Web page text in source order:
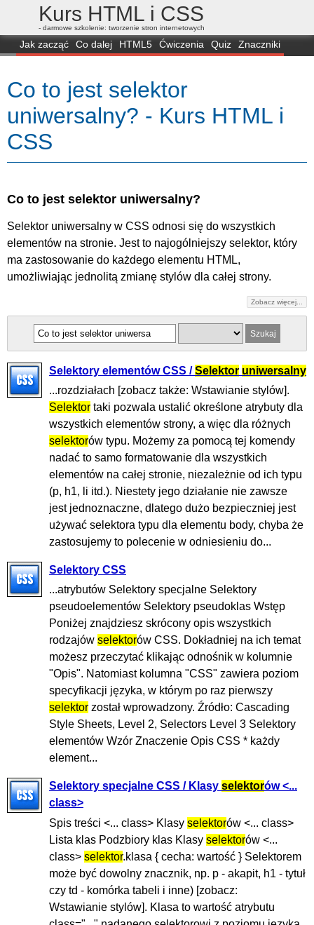
Kurs HTML i CSS
- darmowe szkolenie: tworzenie stron internetowych
Jak zacząć Co dalej HTML5 Ćwiczenia Quiz
Znaczniki
FAQ
Przeglądarki Mapa FORUM
Co to jest selektor
uniwersalny? - Kurs HTML i
CSS
Co to jest selektor uniwersalny?
Selektor uniwersalny w CSS odnosi się do wszystkich
elementów na stronie. Jest to najogólniejszy selektor, który
ma zastosowanie do każdego elementu HTML,
umożliwiając jednolitą zmianę stylów dla całej strony.
Zobacz więcej...
Selektory elementów CSS /Selektor uniwersalny
...rozdziałach [zobacz także: Wstawianie stylów].
Selektor taki pozwala ustalić określone atrybuty dla
wszystkich elementów strony, a więc dla różnych
selektorów typu. Możemy za pomocą tej komendy
nadać to samo formatowanie dla wszystkich
elementów na całej stronie, niezależnie od ich typu
(p, h1, li itd.). Niestety jego działanie nie zawsze
jest jednoznaczne, dlatego dużo bezpieczniej jest
używać selektora typu dla elementu body, chyba że
zastosujemy to polecenie w odniesieniu do...
Selektory CSS
...atrybutów Selektory specjalne Selektory
pseudoelementów Selektory pseudoklas Wstęp
Poniżej znajdziesz skrócony opis wszystkich
rodzajów selektorów CSS. Dokładniej na ich temat
możesz przeczytać klikając odnośnik w kolumnie
"Opis". Natomiast kolumna "CSS" zawiera poziom
specyfikacji języka, w którym po raz pierwszy
selektor został wprowadzony. Źródło: Cascading
Style Sheets, Level 2, Selectors Level 3 Selektory
elementów Wzór Znaczenie Opis CSS * każdy
element...
Selektory specjalne CSS / Klasy selektorów <...
class>
Spis treści <... class> Klasy selektorów <... class>
Lista klas Podzbiory klas Klasy selektorów <...
class> selektor.klasa { cecha: wartość } Selektorem
może być dowolny znacznik, np. p - akapit, h1 - tytuł
czy td - komórka tabeli i inne) [zobacz:
Wstawianie stylów]. Klasa to wartość atrybutu